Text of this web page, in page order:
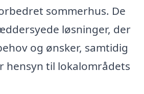
sommerhus. De
løsninger, der
og ønsker, samtidig
hensyn til lokalområdets